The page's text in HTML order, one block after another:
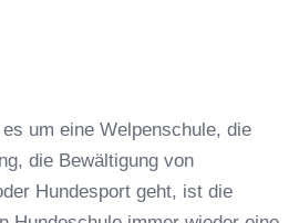
um eine Welpenschule, die
die Bewältigung von
Hundesport geht, ist die